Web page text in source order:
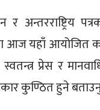
अन्तरराष्ट्रिय
यहाँ आयोजित
प्रेस र
कुण्ठित हुने